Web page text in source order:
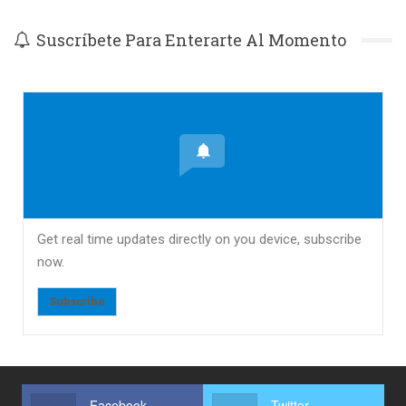
Suscríbete Para Enterarte Al Momento
Get real time updates directly on you device, subscribe
now.
Subscribe